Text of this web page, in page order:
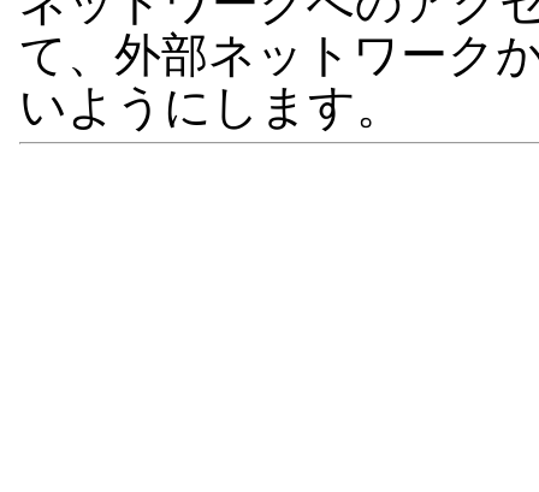
て、外部ネットワーク
いようにします。